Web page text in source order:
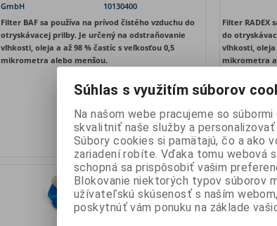
GmbH
10130400
Filter BAF sa používa na prívod čistého vzduchu do
otryskávacej prilby. Je určený na odstraňovanie
vlhkosti, oleja a až 98 % častíc s veľkosťou 0,5
mikrometra alebo menšou.
Vaša cena bez DPH:267 EUR
Vaša cena s DPH:328,41 EUR
Filter RADEX
do
vlhkosti, oleja
mikrometra
Súhlas s využitím súborov
Na našom webe pracujeme so
skvalitniť naše služby a personalizovať
Súbory cookies si pamätajú, čo a ako
zariadení robíte. Vďaka tomu webová
schopná sa prispôsobiť vašim
Blokovanie niektorých typov súborov
užívateľskú skúsenosť s naším
poskytnúť vám ponuku na základe